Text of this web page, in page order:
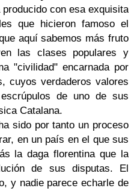
con esa exquisita
que hicieron famoso el
aquí sabemos más fruto
las clases populares y
"civilidad" encarnada por
cuyos verdaderos valores
de uno de sus
Catalana.
sido por tanto un proceso
en un país en el que sus
la daga florentina que la
de sus disputas. El
y nadie parece echarle de